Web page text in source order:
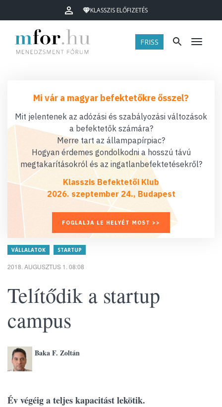
KLASSZIS ELŐFIZETÉS
FRISS Menü
Mi vár a magyar befektetőkre ősszel?
Mit jelentenek az adózási és szabályozási változások
a befektetők számára?
Merre tart az állampapírpiac?
Hogyan érdemes gondolkodni a hosszú távú
megtakarításokról és az ingatlanbefektetésekről?
Klasszis Befektetői Klub
2026. szeptember 24., Budapest
FOGLALJA LE HELYÉT MOST >>
VÁLLALATOK STARTUP
2018. AUGUSZTUS 1. 08:08
Telítődik a startup
campus
Baka F. Zoltán
Év végéig a teljes kapacitást lekötik.